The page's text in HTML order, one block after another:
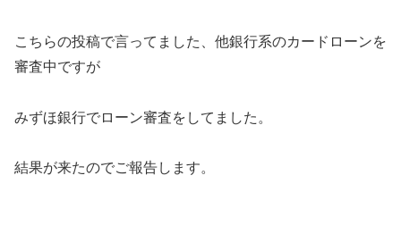
こちらの投稿で言ってました、他銀行系のカードローンを
審査中ですが
みずほ銀行でローン審査をしてました。
結果が来たのでご報告します。